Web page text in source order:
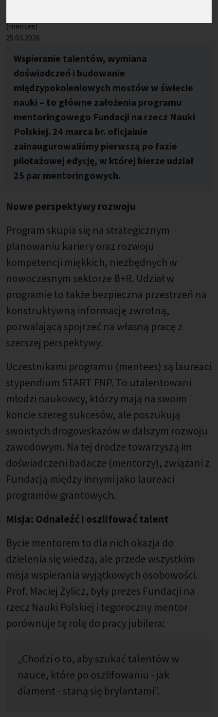
(mentee)
Opublikowano: %s
25.03.2026
Wspieranie talentów, wymiana
doświadczeń i budowanie
międzypokoleniowych mostów w świecie
nauki – to główne założenia programu
mentoringowego Fundacji na rzecz Nauki
Polskiej. 24 marca br. oficjalnie
zainaugurowaliśmy pierwszą po fazie
pilotażowej edycję, w której bierze udział
25 par mentoringowych.
Nowe perspektywy rozwoju
Program skupia się na strategicznym
planowaniu kariery oraz rozwoju
kompetencji miękkich, niezbędnych w
nowoczesnym sektorze B+R. Udział w
programie to także bezpieczna przestrzeń na
konstruktywną informację zwrotną,
pozwalającą spojrzeć na własną pracę z
szerszej perspektywy.
Uczestnikami programu (mentees) są laureaci
stypendium START FNP. To utalentowani
młodzi naukowcy, którzy mają na swoim
koncie szereg sukcesów, ale poszukują
swoistych drogowskazów w dalszym rozwoju
zawodowym. Na tej drodze towarzyszą im
doświadczeni badacze (mentorzy), związani z
Fundacją między innymi jako laureaci
programów grantowych.
Misja: Odnaleźć i oszlifować talent
Bycie mentorem to dla nich okazja do
dzielenia się wiedzą, ale przede wszystkim
misja wspierania wyjątkowych osobowości.
Prof. Maciej Żylicz, były prezes Fundacji na
rzecz Nauki Polskiej i tegoroczny mentor
porównuje tę rolę do pracy jubilera:
„Chodzi o to, aby szukać talentów w
nauce, które po oszlifowaniu - jak
diament - staną się brylantami”.